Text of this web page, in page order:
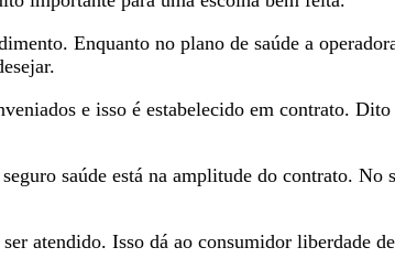
Enquanto no plano de saúde a
e isso é estabelecido em contrato.
saúde está na amplitude do contrato.
atendido. Isso dá ao consumidor liberdade